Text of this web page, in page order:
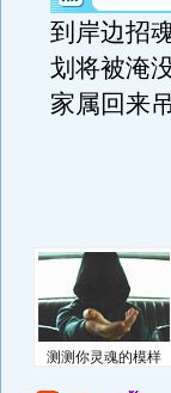
到岸边招
划将被淹
家属回来
测测你灵魂的模样